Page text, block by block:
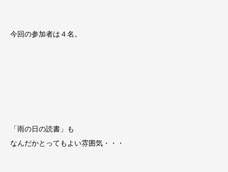
今回の参加者は４名。
「雨の日の読書」も
なんだかとってもよい雰囲気・・・